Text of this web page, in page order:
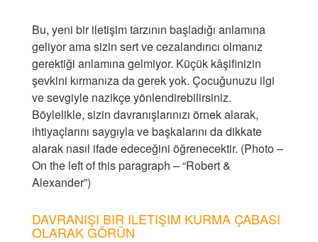
Bu, yeni bir iletişim tarzının başladığı anlamına
geliyor ama sizin sert ve cezalandırıcı olmanız
gerektiği anlamına gelmiyor. Küçük kâşifinizin
şevkini kırmanıza da gerek yok. Çocuğunuzu ilgi
ve sevgiyle nazikçe yönlendirebilirsiniz.
Böylelikle, sizin davranışlarınızı örnek alarak,
ihtiyaçlarını saygıyla ve başkalarını da dikkate
alarak nasıl ifade edeceğini öğrenecektir. (Photo –
On the left of this paragraph – “Robert &
Alexander”)
DAVRANIŞI BIR ILETIŞIM KURMA ÇABASI
OLARAK GÖRÜN